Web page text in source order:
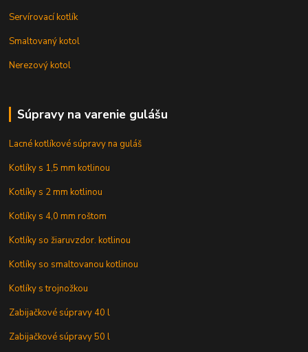
Servírovací kotlík
Smaltovaný kotol
Nerezový kotol
Súpravy na varenie gulášu
Lacné kotlíkové súpravy na guláš
Kotlíky s 1,5 mm kotlinou
Kotlíky s 2 mm kotlinou
Kotlíky s 4,0 mm roštom
Kotlíky so žiaruvzdor. kotlinou
Kotlíky so smaltovanou kotlinou
Kotlíky s trojnožkou
Zabijačkové súpravy 40 l
Zabijačkové súpravy 50 l